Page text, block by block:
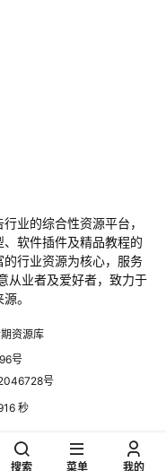
业的综合性资源平台，
软件插件及精品教程的
行业资源为核心，服务
从业者及爱好者，致力于
。
资源库
号
号
秒
搜索 菜单 我的